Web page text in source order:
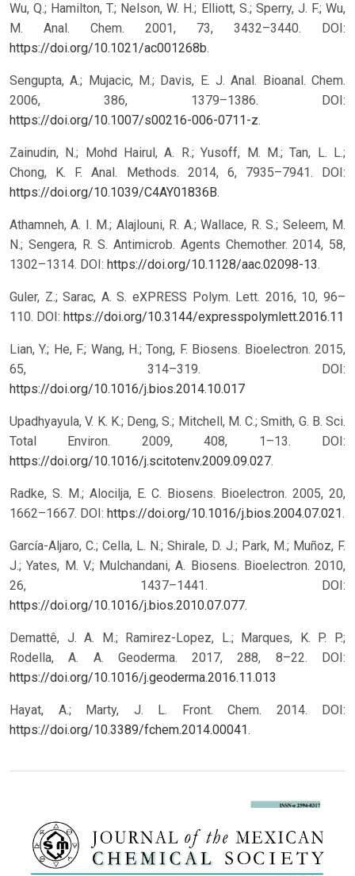
Wu, Q.; Hamilton, T.; Nelson, W. H.; Elliott, S.; Sperry, J. F.; Wu,
M. Anal. Chem. 2001, 73, 3432–3440. DOI:
https://doi.org/10.1021/ac001268b.
Sengupta, A.; Mujacic, M.; Davis, E. J. Anal. Bioanal. Chem.
2006, 386, 1379–1386. DOI:
https://doi.org/10.1007/s00216-006-0711-z.
Zainudin, N.; Mohd Hairul, A. R.; Yusoff, M. M.; Tan, L. L.;
Chong, K. F. Anal. Methods. 2014, 6, 7935–7941. DOI:
https://doi.org/10.1039/C4AY01836B.
Athamneh, A. I. M.; Alajlouni, R. A.; Wallace, R. S.; Seleem, M.
N.; Sengera, R. S. Antimicrob. Agents Chemother. 2014, 58,
1302–1314. DOI: https://doi.org/10.1128/aac.02098-13.
Guler, Z.; Sarac, A. S. eXPRESS Polym. Lett. 2016, 10, 96–
110. DOI: https://doi.org/10.3144/expresspolymlett.2016.11
Lian, Y.; He, F.; Wang, H.; Tong, F. Biosens. Bioelectron. 2015,
65, 314–319.
DOI:
https://doi.org/10.1016/j.bios.2014.10.017
Upadhyayula, V. K. K.; Deng, S.; Mitchell, M. C.; Smith, G. B. Sci.
Total Environ. 2009, 408, 1–13. DOI:
https://doi.org/10.1016/j.scitotenv.2009.09.027.
Radke, S. M.; Alocilja, E. C. Biosens. Bioelectron. 2005, 20,
1662–1667. DOI: https://doi.org/10.1016/j.bios.2004.07.021.
García-Aljaro, C.; Cella, L. N.; Shirale, D. J.; Park, M.; Muñoz, F.
J.; Yates, M. V.; Mulchandani, A. Biosens. Bioelectron. 2010,
26, 1437–1441. DOI:
https://doi.org/10.1016/j.bios.2010.07.077.
Demattê, J. A. M.; Ramirez-Lopez, L.; Marques, K. P. P.;
Rodella, A. A. Geoderma. 2017, 288, 8–22.
DOI:
https://doi.org/10.1016/j.geoderma.2016.11.013
Hayat, A.; Marty, J. L. Front. Chem. 2014. DOI:
https://doi.org/10.3389/fchem.2014.00041.